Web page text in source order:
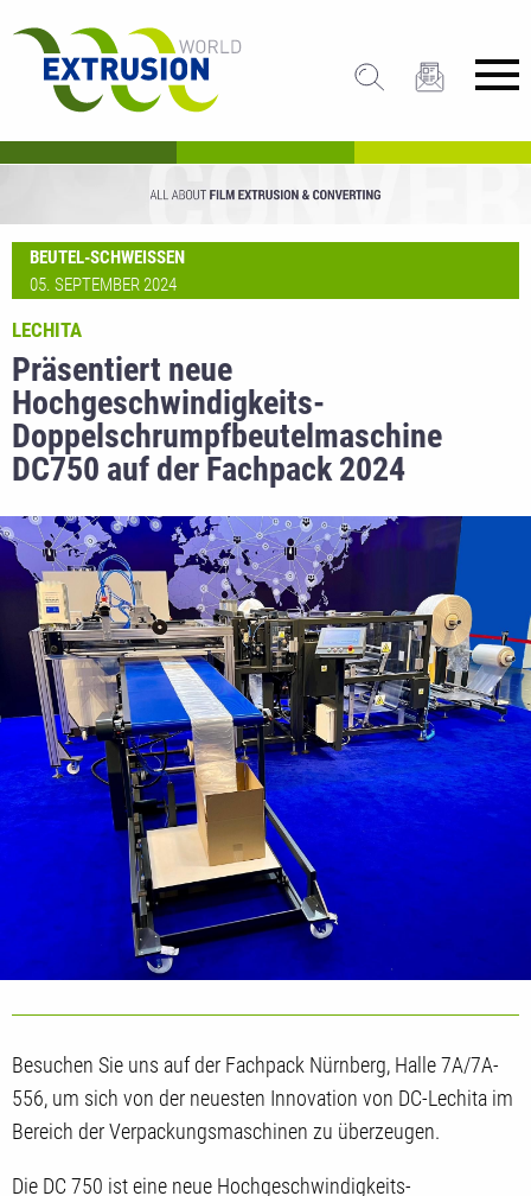
BEUTEL-SCHWEISSEN
05. SEPTEMBER 2024
Präsentiert neue
Hochgeschwindigkeits-
Doppelschrumpfbeutelmaschine
DC750 auf der Fachpack 2024
LECHITA
Besuchen Sie uns auf der Fachpack Nürnberg, Halle 7A/7A-
556, um sich von der neuesten Innovation von DC-Lechita im
Bereich der Verpackungsmaschinen zu überzeugen.
Die DC 750 ist eine neue Hochgeschwindigkeits-